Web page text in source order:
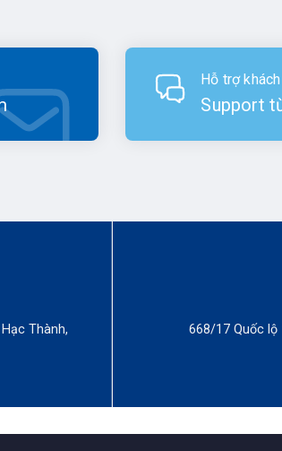
Hỗ trợ
Support
Thành,
668/17 Quốc lộ